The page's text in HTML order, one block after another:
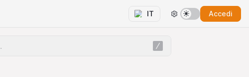
IT Accedi